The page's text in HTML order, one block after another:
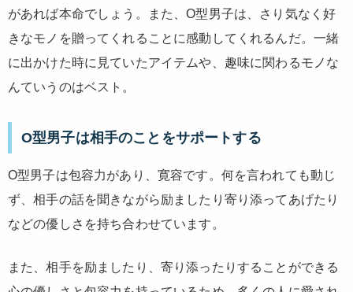
があれば本命でしょう。また、O型男子は、さり気なく好
きなモノを贈ってくれることに感動してくれるんだ。一緒
に出かけた時に見ていたアイテムや、趣味に関わるモノな
んていうのはベスト。
O型男子は相手のことをサポートする
O型男子は包容力があり、寛容です。何を言われても動じ
ず、相手の話を聞きながら励ましたり寄り添ってあげたり
などの優しさを持ち合わせています。
また、相手を励ましたり、寄り添ったりすることができる